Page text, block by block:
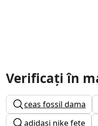
Verificați în
ceas fossil dama
adidasi nike fete